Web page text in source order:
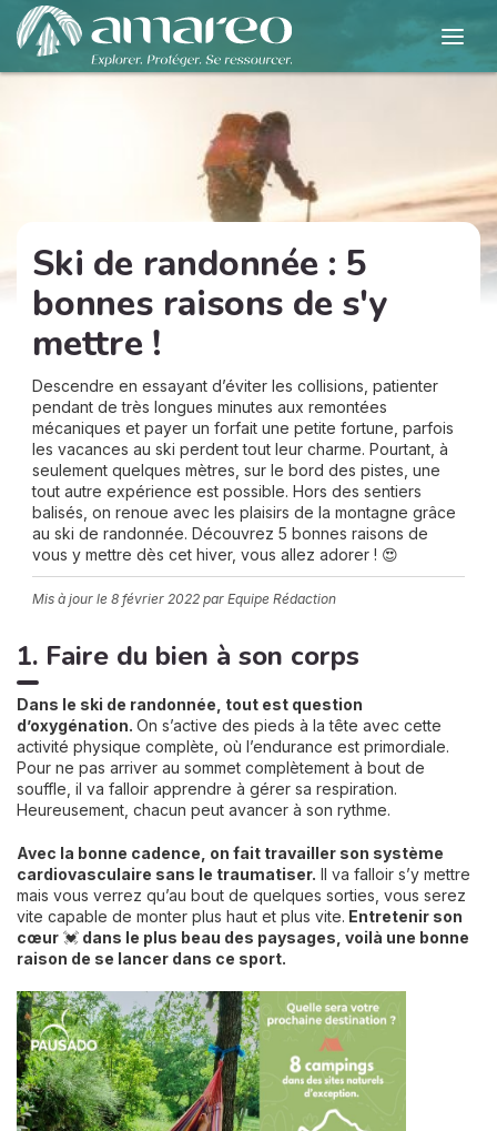
Ski de randonnée : 5
bonnes raisons de s'y
mettre !
Descendre en essayant d’éviter les collisions, patienter
pendant de très longues minutes aux remontées
mécaniques et payer un forfait une petite fortune, parfois
les vacances au ski perdent tout leur charme. Pourtant, à
seulement quelques mètres, sur le bord des pistes, une
tout autre expérience est possible. Hors des sentiers
balisés, on renoue avec les plaisirs de la montagne grâce
au ski de randonnée. Découvrez 5 bonnes raisons de
vous y mettre dès cet hiver, vous allez adorer ! 😍
Mis à jour le 8 février 2022 par Equipe Rédaction
1. Faire du bien à son corps
Dans le ski de randonnée, tout est question
d’oxygénation. On s’active des pieds à la tête avec cette
activité physique complète, où l’endurance est primordiale.
Pour ne pas arriver au sommet complètement à bout de
souffle, il va falloir apprendre à gérer sa respiration.
Heureusement, chacun peut avancer à son rythme.
Avec la bonne cadence, on fait travailler son système
cardiovasculaire sans le traumatiser. Il va falloir s’y mettre
mais vous verrez qu’au bout de quelques sorties, vous serez
vite capable de monter plus haut et plus vite. Entretenir son
cœur 💓 dans le plus beau des paysages, voilà une bonne
raison de se lancer dans ce sport.